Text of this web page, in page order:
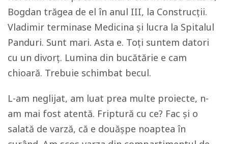
Bogdan trăgea de el în anul III, la Construcții.
Vladimir terminase Medicina și lucra la Spitalul
Panduri. Sunt mari. Asta e. Toți suntem datori
cu un divorț. Lumina din bucătărie e cam
chioară. Trebuie schimbat becul.
L-am neglijat, am luat prea multe proiecte, n-
am mai fost atentă. Friptură cu ce? Fac și o
salată de varză, că e douășpe noaptea în